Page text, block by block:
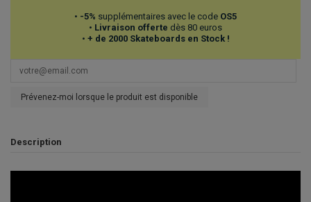
• -5% supplémentaires avec le code OS5
• Livraison offerte dès 80 euros
• + de 2000 Skateboards en Stock !
Prévenez-moi lorsque le produit est disponible
Description